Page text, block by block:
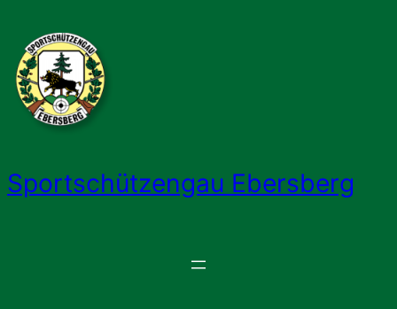
Inhalt
springen
Sportschützengau Ebersberg